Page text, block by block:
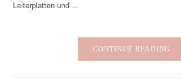
Leiterplatten und …
CONTINUE READING